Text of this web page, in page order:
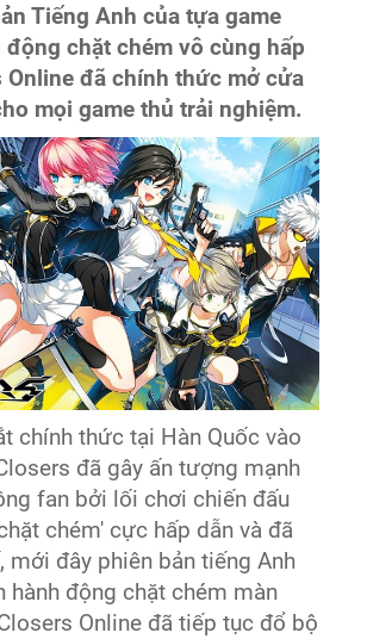
Tiếng Anh của tựa game
chặt chém vô cùng hấp
Online đã chính thức mở cửa
mọi game thủ trải nghiệm.
chính thức tại Hàn Quốc vào
đã gây ấn tượng mạnh
fan bởi lối chơi chiến đấu
chém' cực hấp dẫn và đã
mới đây phiên bản tiếng Anh
hành động chặt chém màn
Online đã tiếp tục đổ bộ